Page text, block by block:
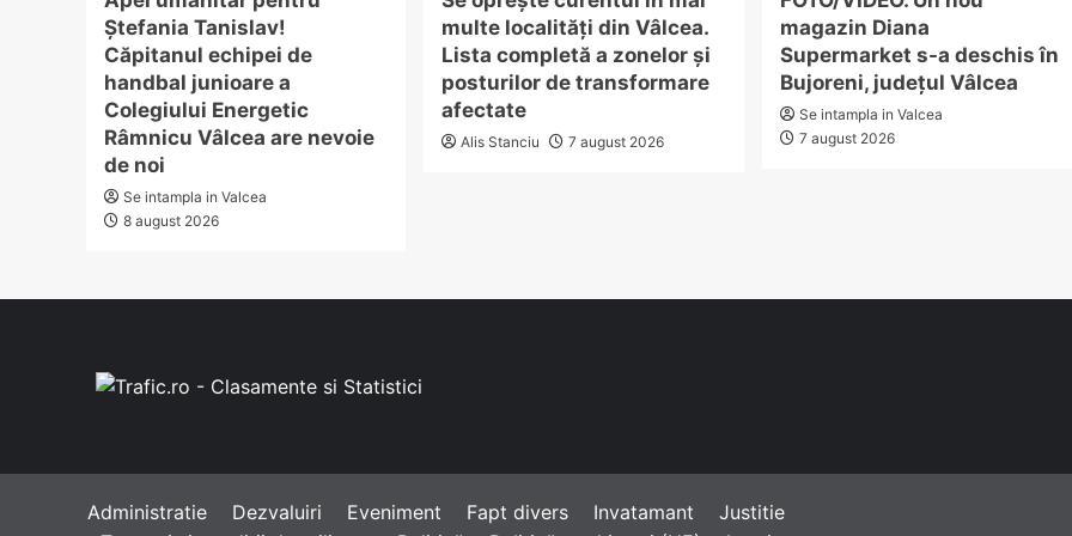
Ștefania Tanislav!
Căpitanul echipei de
handbal junioare a
Colegiului Energetic
Râmnicu Vâlcea are nevoie
de noi
Se intampla in Valcea
8 august 2026
multe localități din Vâlcea.
Lista completă a zonelor și
posturilor de transformare
afectate
Alis Stanciu 7 august 2026
magazin Diana
Supermarket s-a deschis în
Bujoreni, județul Vâlcea
Se intampla in Valcea
7 august 2026
Administratie Dezvaluiri Eveniment Fapt divers Invatamant
Justitie